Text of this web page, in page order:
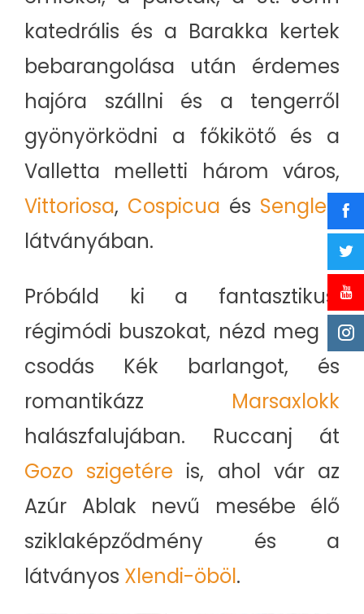
katedrális és a Barakka kertek
bebarangolása után érdemes
hajóra szállni és a tengerről
gyönyörködni a főkikötő és a
Valletta melletti három város,
Vittoriosa, Cospicua és Senglea
látványában.
Próbáld ki a fantasztikus,
régimódi buszokat, nézd meg a
csodás Kék barlangot, és
romantikázz Marsaxlokk
halászfalujában. Ruccanj át
Gozo szigetére is, ahol vár az
Azúr Ablak nevű mesébe élő
sziklaképződmény és a
látványos Xlendi-öböl.